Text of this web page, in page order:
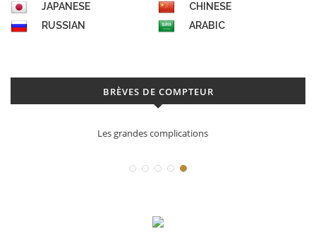
JAPANESE
CHINESE
RUSSIAN
ARABIC
BRÈVES DE COMPTEUR
Déconstruction Parmigiani Fleurier